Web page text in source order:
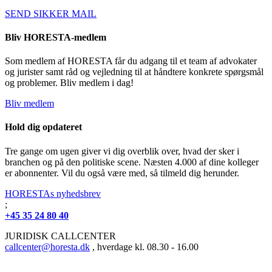
SEND SIKKER MAIL
Bliv HORESTA-medlem
Som medlem af HORESTA får du adgang til et team af advokater
og jurister samt råd og vejledning til at håndtere konkrete spørgsmål
og problemer. Bliv medlem i dag!
Bliv medlem
Hold dig opdateret
Tre gange om ugen giver vi dig overblik over, hvad der sker i
branchen og på den politiske scene. Næsten 4.000 af dine kolleger
er abonnenter. Vil du også være med, så tilmeld dig herunder.
HORESTAs nyhedsbrev
;
+45 35 24 80 40
JURIDISK CALLCENTER
callcenter@horesta.dk , hverdage kl. 08.30 - 16.00